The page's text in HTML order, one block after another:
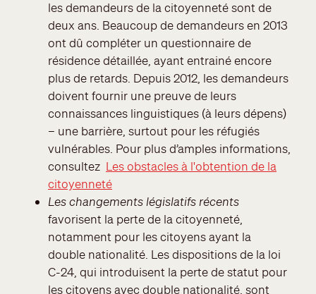
les demandeurs de la citoyenneté sont de
deux ans. Beaucoup de demandeurs en 2013
ont dû compléter un questionnaire de
résidence détaillée, ayant entrainé encore
plus de retards. Depuis 2012, les demandeurs
doivent fournir une preuve de leurs
connaissances linguistiques (à leurs dépens)
– une barrière, surtout pour les réfugiés
vulnérables. Pour plus d’amples informations,
consultez Les obstacles à l'obtention de la
citoyenneté
Les changements législatifs récents
favorisent la perte de la citoyenneté,
notamment pour les citoyens ayant la
double nationalité. Les dispositions de la loi
C-24, qui introduisent la perte de statut pour
les citoyens avec double nationalité, sont